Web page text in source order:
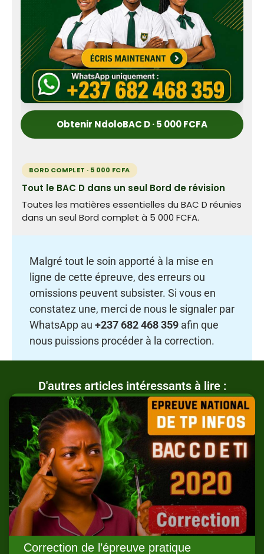
Obtenir NdoloBAC D · 5 000 FCFA
BORD COMPLET · 5 000 FCFA
Tout le BAC D dans un seul Bord de révision
Toutes les matières essentielles du BAC D réunies
dans un seul Bord complet à 5 000 FCFA.
Malgré tout le soin apporté à la mise en
ligne de cette épreuve, des erreurs ou
omissions peuvent subsister. Si vous en
constatez une, merci de nous le signaler par
WhatsApp au +237 682 468 359 afin que
nous puissions procéder à la correction.
D'autres articles intéressants à lire :
Correction de l’épreuve pratique